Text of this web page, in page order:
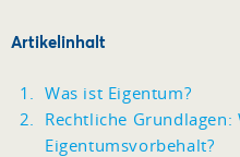
Artikelinhalt
Was ist Eigentum?
Rechtliche
Eigentumsvorbehalt?